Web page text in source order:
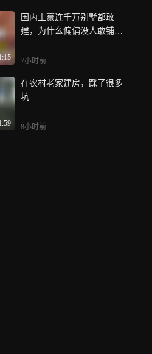
国内土豪连千万别墅都敢
建，为什么偏偏没人敢铺这
7小时前
在农村老家建房，踩了很多
坑
8小时前